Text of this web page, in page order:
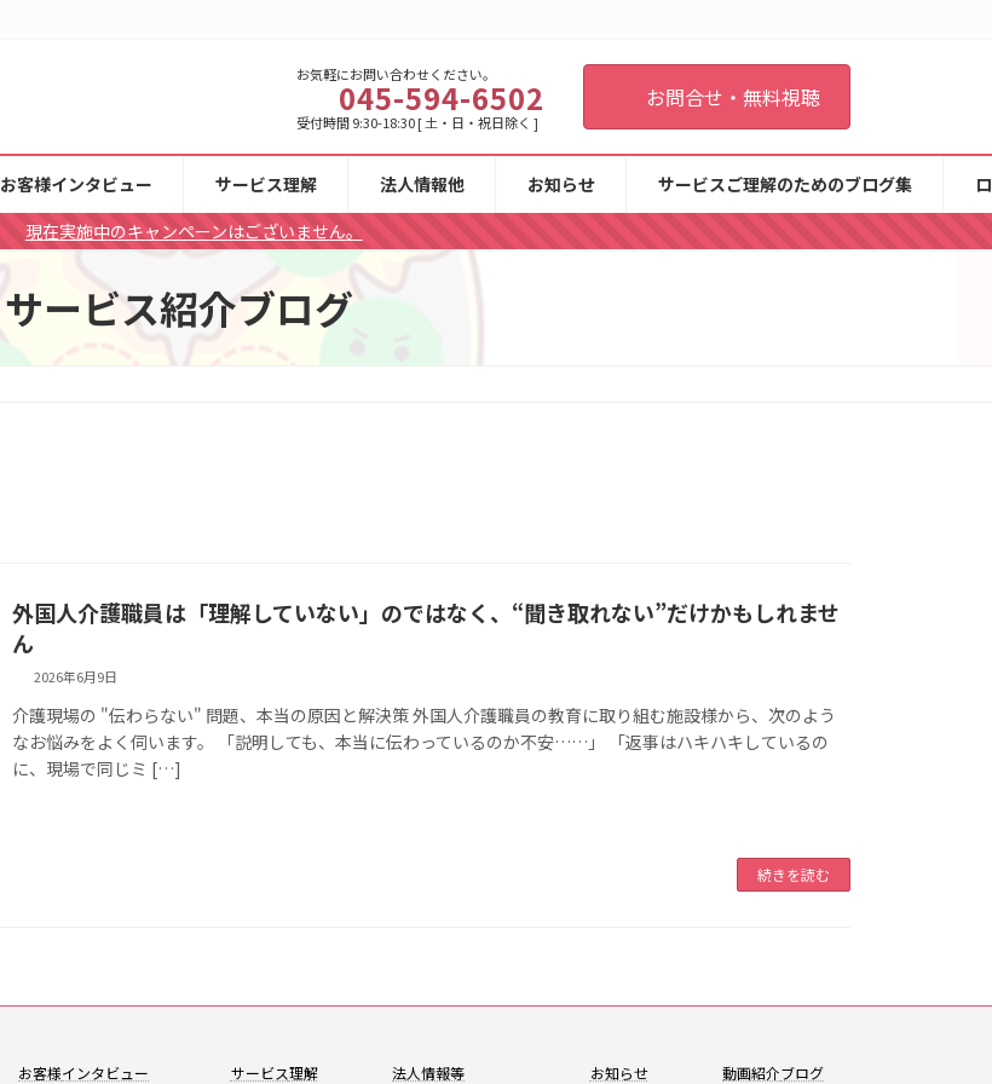
お気軽にお問い合わせください。
045-594-6502
受付時間 9:30-18:30 [ 土・日・祝日除く ]
お問合せ・無料視聴
お客様インタビュー サービス理解 法人情報他 お知らせ サービスご理解のためのブログ集
現在実施中のキャンペーンはございません。
サービス紹介ブログ
外国人介護職員は「理解していない」のではなく、“聞き取れない”だけかもしれませ
ん
2026年6月9日
介護現場の "伝わらない" 問題、本当の原因と解決策 外国人介護職員の教育に取り組む施設様から、次のよう
なお悩みをよく伺います。 「説明しても、本当に伝わっているのか不安……」 「返事はハキハキしているの
に、現場で同じミ […]
続きを読む
お客様インタビュー サービス理解 法人情報等 お知らせ 動画紹介ブログ